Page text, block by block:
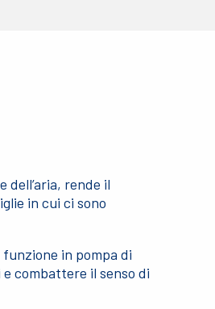
rende il
in cui ci sono
in pompa di
combattere il senso di